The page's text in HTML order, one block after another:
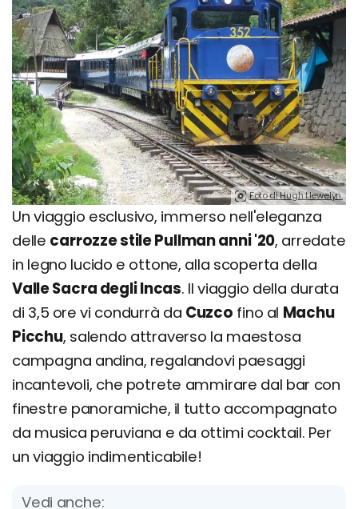
Foto di Hugh Llewelyn.
Un viaggio esclusivo, immerso nell'eleganza
delle carrozze stile Pullman anni '20, arredate
in legno lucido e ottone, alla scoperta della
Valle Sacra degli Incas. Il viaggio della durata
di 3,5 ore vi condurrà da Cuzco fino al Machu
Picchu, salendo attraverso la maestosa
campagna andina, regalandovi paesaggi
incantevoli, che potrete ammirare dal bar con
finestre panoramiche, il tutto accompagnato
da musica peruviana e da ottimi cocktail. Per
un viaggio indimenticabile!
Vedi anche: